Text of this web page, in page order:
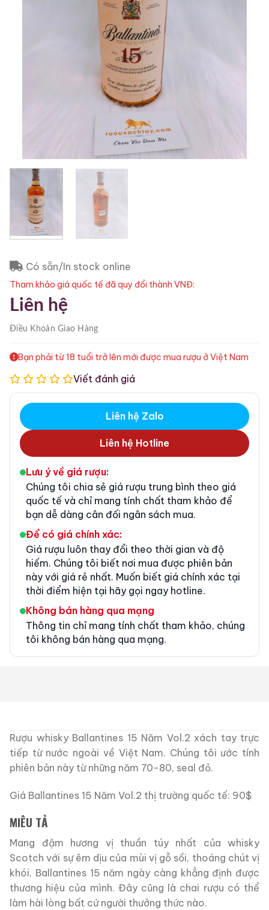
Có sẵn/In stock online
Tham khảo giá quốc tế đã quy đổi thành VNĐ:
Liên hệ
Điều KhoảnGiao Hàng
Bạn phải từ 18 tuổi trở lên mới được mua rượu ở Việt Nam
Viết đánh giá
Liên hệ Zalo
Liên hệ Hotline
Lưu ý về giá rượu:
Chúng tôi chia sẻ giá rượu trung bình theo giá
quốc tế và chỉ mang tính chất tham khảo để
bạn dễ dàng cân đối ngân sách mua.
Để có giá chính xác:
Giá rượu luôn thay đổi theo thời gian và độ
hiếm. Chúng tôi biết nơi mua được phiên bản
này với giá rẻ nhất. Muốn biết giá chính xác tại
thời điểm hiện tại hãy gọi ngay hotline.
Không bán hàng qua mạng
Thông tin chỉ mang tính chất tham khảo, chúng
tôi không bán hàng qua mạng.
Rượu whisky Ballantines 15 Năm Vol.2 xách tay trực
tiếp từ nước ngoài về Việt Nam. Chúng tôi ước tính
phiên bản này từ những năm 70-80, seal đỏ.
Giá Ballantines 15 Năm Vol.2 thị trường quốc tế: 90$
MIÊU TẢ
Mang đậm hương vị thuần túy nhất của whisky
Scotch với sự êm dịu của mùi vị gỗ sồi, thoáng chút vị
khói, Ballantines 15 năm ngày càng khẳng định được
thương hiệu của mình. Đây cũng là chai rượu có thể
làm hài lòng bất cứ người thưởng thức nào.